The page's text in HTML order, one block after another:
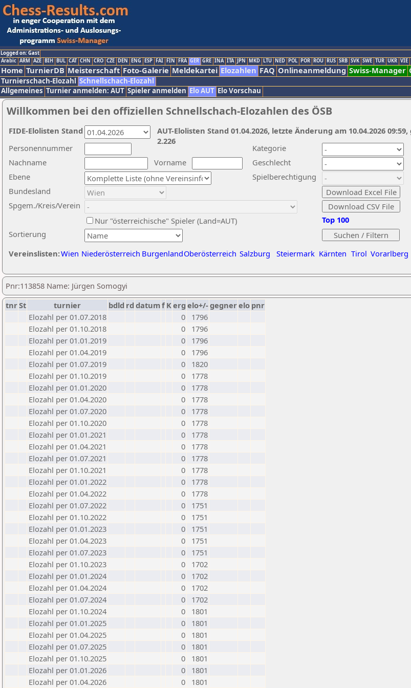
Logged on: Gast
Arabic ARM AZE BIH BUL CAT CHN CRO CZE DEN ENG ESP FAI FIN FRA GER GRE INA ITA JPN MKD LTU NED POL POR ROU RUS SRB SVK SWE TUR UKR VIE
Home TurnierDB Meisterschaft Foto-Galerie Meldekartei Elozahlen FAQ Onlineanmeldung Swiss-Manager
Turnierschach-Elozahl Schnellschach-Elozahl
Allgemeines Turnier anmelden: AUT Spieler anmelden Elo AUT Elo Vorschau
Willkommen bei den offiziellen Schnellschach-Elozahlen des ÖSB
Nachname
Vorname
Ebene
Kategorie
Sortierung
Personennummer
Bundesland
Spgem./Kreis/Verein
Geschlecht
Nur "österreichische" Spieler (Land=AUT)
Spielberechtigung
Vereinslisten:Wien Niederösterreich BurgenlandOberösterreich Salzburg Steiermark Kärnten Tirol Vorarlberg
Top 100
AUT-Elolisten Stand 01.04.2026, letzte Änderung am 10.04.2026
2.226
FIDE-Elolisten Stand
Pnr:113858 Name: Jürgen Somogyi
tnrSt turnier bdld rd datumf Kerg elo+/-gegnerelo pnr
Elozahl per 01.07.2018
0
1796
Elozahl per 01.10.2018
0
1796
Elozahl per 01.01.2019
0
1796
Elozahl per 01.04.2019
0
1796
Elozahl per 01.07.2019
0
1820
Elozahl per 01.10.2019
0
1778
Elozahl per 01.01.2020
0
1778
Elozahl per 01.04.2020
0
1778
Elozahl per 01.07.2020
0
1778
Elozahl per 01.10.2020
0
1778
Elozahl per 01.01.2021
0
1778
Elozahl per 01.04.2021
0
1778
Elozahl per 01.07.2021
0
1778
Elozahl per 01.10.2021
0
1778
Elozahl per 01.01.2022
0
1778
Elozahl per 01.04.2022
0
1778
Elozahl per 01.07.2022
0
1751
Elozahl per 01.10.2022
0
1751
Elozahl per 01.01.2023
0
1751
Elozahl per 01.04.2023
0
1751
Elozahl per 01.07.2023
0
1751
Elozahl per 01.10.2023
0
1702
Elozahl per 01.01.2024
0
1702
Elozahl per 01.04.2024
0
1702
Elozahl per 01.07.2024
0
1702
Elozahl per 01.10.2024
0
1801
Elozahl per 01.01.2025
0
1801
Elozahl per 01.04.2025
0
1801
Elozahl per 01.07.2025
0
1801
Elozahl per 01.10.2025
0
1801
Elozahl per 01.01.2026
0
1801
Elozahl per 01.04.2026
0 1801